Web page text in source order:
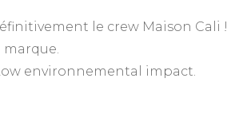
le crew Maison Cali !
environnemental impact.